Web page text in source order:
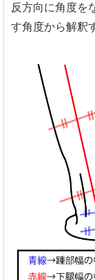
反方向に角度を
す角度から解釈